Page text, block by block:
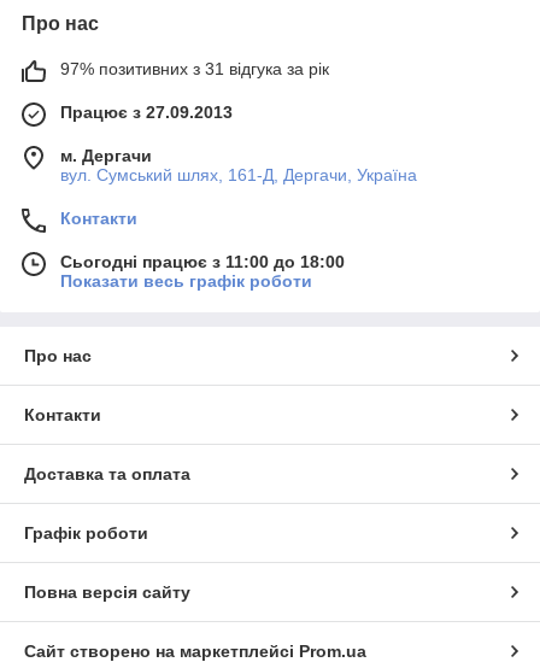
Про нас
97% позитивних з 31 відгука за рік
Працює з 27.09.2013
м. Дергачи
вул. Сумський шлях, 161-Д, Дергачи, Україна
Контакти
Сьогодні працює з 11:00 до 18:00
Показати весь графік роботи
Про нас
Контакти
Доставка та оплата
Графік роботи
Повна версія сайту
Сайт створено на маркетплейсі Prom.ua